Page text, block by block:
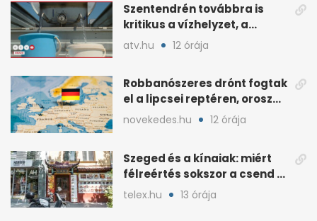
Szentendrén továbbra is
kritikus a vízhelyzet, a
honvédség szállít
atv.hu 12 órája
Robbanószeres drónt fogtak
el a lipcsei reptéren, orosz
szál gyanúja
novekedes.hu 12 órája
Szeged és a kínaiak: miért
félreértés sokszor a csend a
hétköznapokban?
telex.hu 13 órája